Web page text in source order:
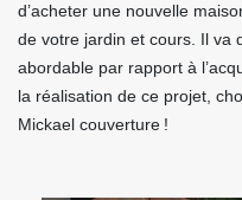
d’acheter une nouvelle
de votre jardin et cours. Il va
abordable par rapport à
la réalisation de ce projet,
Mickael couverture !